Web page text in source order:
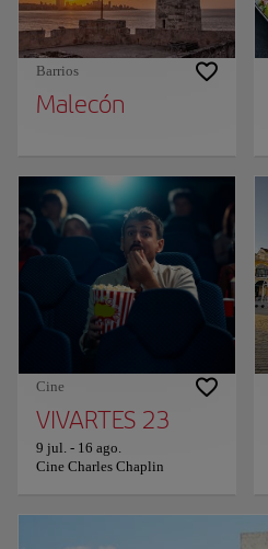
Barrios
Malecón
Cine
VIVARTES 23
9 jul. - 16 ago.
Cine Charles Chaplin